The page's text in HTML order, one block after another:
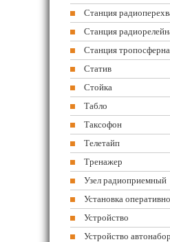
Станция
Станция
Станция
Статив
Стойка
Табло
Таксофон
Телетайп
Тренажер
Узел радиоприемный
Установка
Устройство
Устройство